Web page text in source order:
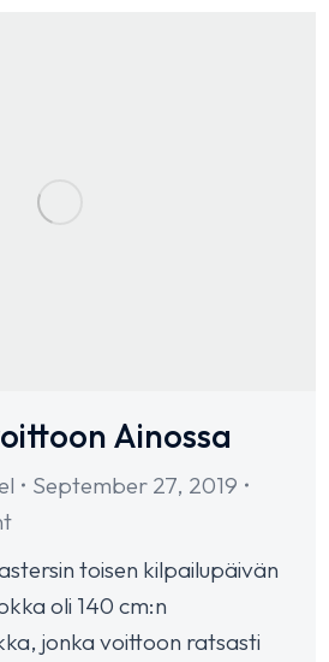
Ainossa
September 27, 2019
toisen kilpailupäivän
oli 140 cm:n
jonka voittoon ratsasti